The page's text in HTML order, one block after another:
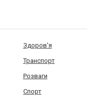
Здоров'я
Транспорт
Розваги
Спорт